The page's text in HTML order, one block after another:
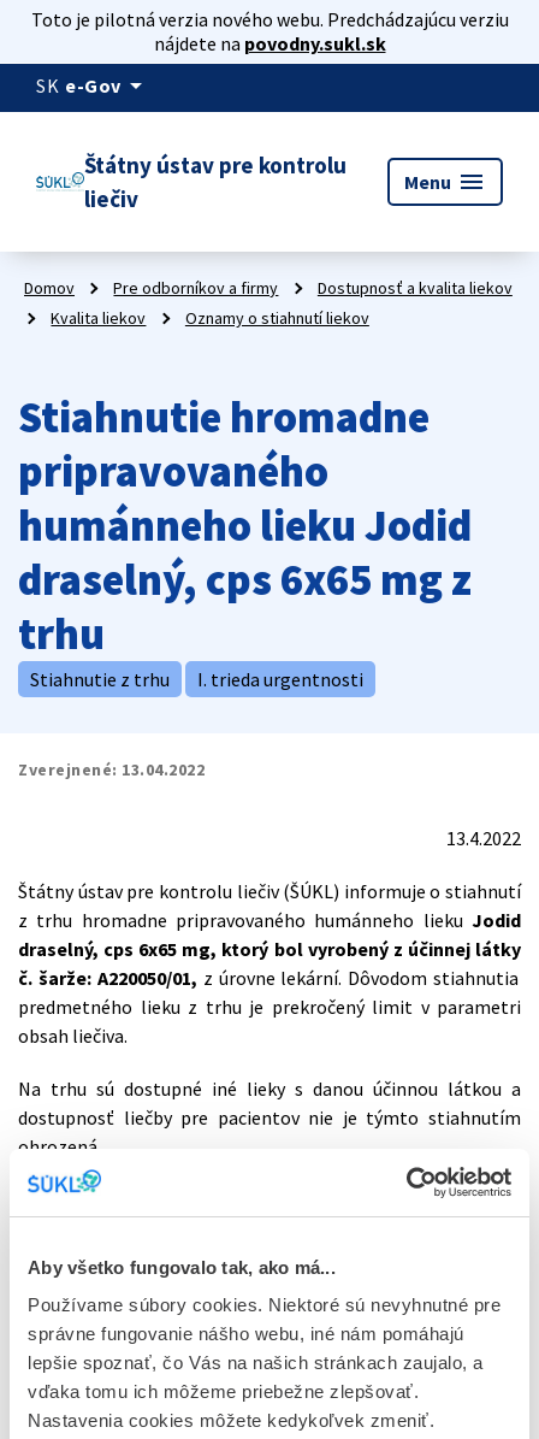
Aby všetko fungovalo tak, ako má...
Používame súbory cookies. Niektoré sú nevyhnutné pre
správne fungovanie nášho webu, iné nám pomáhajú
lepšie spoznať, čo Vás na našich stránkach zaujalo, a
vďaka tomu ich môžeme priebežne zlepšovať.
Nastavenia cookies môžete kedykoľvek zmeniť.
Toto je pilotná verzia nového webu. Predchádzajúcu verziu
nájdete na povodny.sukl.sk
SK e-Gov arrow_drop_down
Štátny ústav pre kontrolu
liečiv
Menu menu
Domov Pre odborníkov a firmy
Dostupnosť a kvalita liekov
Kvalita liekov
Oznamy o stiahnutí liekov
Stiahnutie hromadne
pripravovaného
humánneho lieku Jodid
draselný, cps 6x65 mg z
trhu
Stiahnutie z trhu I. trieda urgentnosti
Zverejnené: 13.04.2022
13.4.2022
Štátny ústav pre kontrolu liečiv (ŠÚKL) informuje o stiahnutí
z trhu hromadne pripravovaného humánneho lieku Jodid
draselný, cps 6x65 mg, ktorý bol vyrobený z účinnej látky
č. šarže:A220050/01, z úrovne lekární. Dôvodom stiahnutia
predmetného lieku z trhu je prekročený limit v parametri
obsah liečiva.
Na trhu sú dostupné iné lieky s danou účinnou látkou a
dostupnosť liečby pre pacientov nie je týmto stiahnutím
ohrozená.
Jodid draselný sa užíva v prípadoch jadrovej havárie alebo
rádioaktívneho jódu štítnou žľazou.
V prípade havárie jadrového reaktora, môže dôjsť k vylúčeniu
rádioaktívneho jódu. V prípade kontaminácie, štítna žľaza
môže vychytať rádioaktívny jód. Zabrániť tomu môžeme
pomocou užitia nerádioaktívneho jódu (napr. vo forme jodidu
draselného) pred alebo počas kontaminácie.